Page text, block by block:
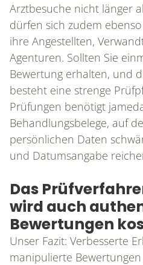
ANALYSE &
Arztbesuche nicht länger
dürfen sich zudem
ihre Angestellten,
Agenturen. Sollten Sie
Bewertung erhalten, und
besteht eine strenge
Prüfungen benötigt
Behandlungsbelege, auf
persönlichen Daten
und Datumsangabe
Das
wird auch
Bewertungen
Unser Fazit: Verbesserte
manipulierte